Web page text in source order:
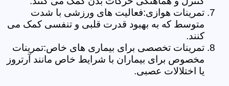
تمرینات هوازی:فعالیت های ورزشی با شدت
متوسط که به بهبود قدرت قلبی و تنفسی کمک می
کنند.
تمرینات تخصصی برای بیماری های خاص:تمرینات
مخصوص برای بیماران با شرایط خاص مانند آرتروز
یا اختلالات عصبی.